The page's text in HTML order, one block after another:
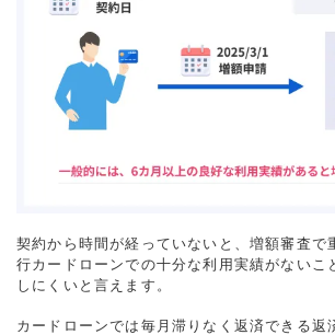
契約から時間が経っていないと、増額審査で
行カードローンでの十分な利用実績がないこ
しにくいと言えます。
カードローンでは毎月滞りなく返済できる返